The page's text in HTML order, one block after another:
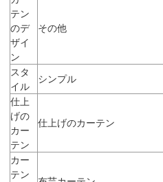
テン
のデ
ザイ
ン
その他
スタ
イル
シンプル
仕上
げの
カー
テン
仕上げのカーテン
カー
テン